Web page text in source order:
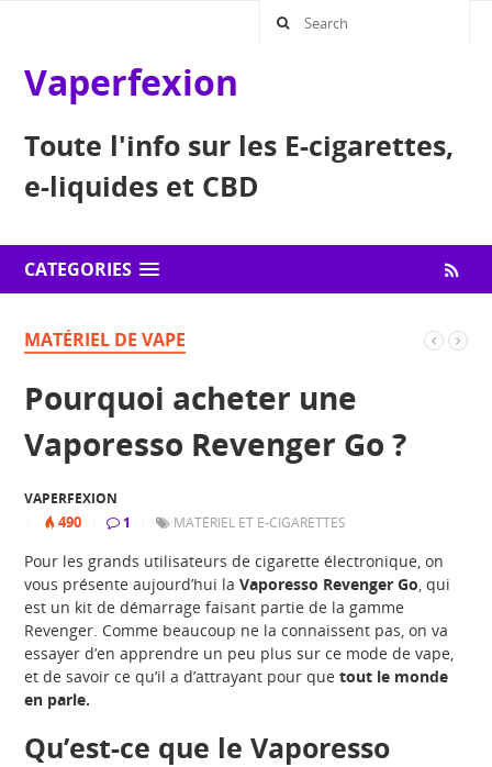
Vaperfexion
Toute l'info sur les E-cigarettes,
e-liquides et CBD
CATEGORIES
MATÉRIEL DE VAPE
Pourquoi acheter une
Vaporesso Revenger Go ?
VAPERFEXION
490 1 MATÉRIEL ET E-CIGARETTES
Pour les grands utilisateurs de cigarette électronique, on
vous présente aujourd’hui la Vaporesso Revenger Go, qui
est un kit de démarrage faisant partie de la gamme
Revenger. Comme beaucoup ne la connaissent pas, on va
essayer d’en apprendre un peu plus sur ce mode de vape,
et de savoir ce qu’il a d’attrayant pour que tout le monde
en parle.
Qu’est-ce que le Vaporesso